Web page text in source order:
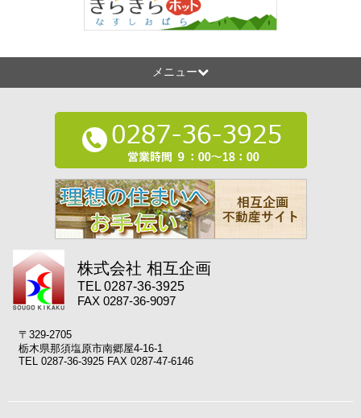
メニュー
株式会社 相互企画
TEL 0287-36-3925
FAX 0287-36-9097
〒329-2705
栃木県那須塩原市南郷屋4-16-1
TEL 0287-36-3925 FAX 0287-47-6146